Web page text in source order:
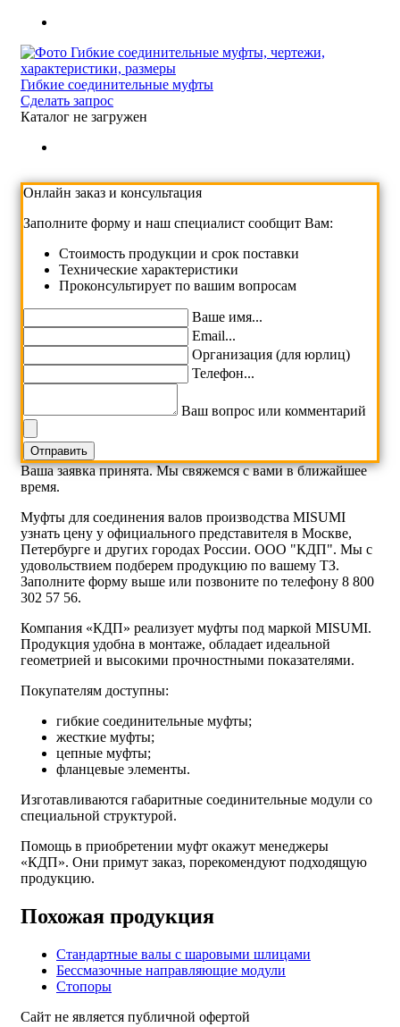
Гибкие соединительные муфты
Сделать запрос
Каталог не загружен
Онлайн заказ и консультация
Заполните форму и наш специалист сообщит Вам:
Cтоимость продукции и срок поставки
Технические характеристики
Проконсультирует по вашим вопросам
Ваше имя...
Email...
Организация (для юрлиц)
Телефон...
Ваш вопрос или комментарий
Ваша заявка принята. Мы свяжемся с вами в ближайшее
время.
Муфты для соединения валов производства MISUMI
узнать цену у официального представителя в Москве,
Петербурге и других городах России. ООО "КДП". Мы с
удовольствием подберем продукцию по вашему ТЗ.
Заполните форму выше или позвоните по телефону 8 800
302 57 56.
Компания «КДП» реализует муфты под маркой MISUMI.
Продукция удобна в монтаже, обладает идеальной
геометрией и высокими прочностными показателями.
Покупателям доступны:
гибкие соединительные муфты;
жесткие муфты;
цепные муфты;
фланцевые элементы.
Изготавливаются габаритные соединительные модули со
специальной структурой.
Помощь в приобретении муфт окажут менеджеры
«КДП». Они примут заказ, порекомендуют подходящую
продукцию.
Похожая продукция
Стандартные валы с шаровыми шлицами
Бессмазочные направляющие модули
Стопоры
Сайт не является публичной офертой